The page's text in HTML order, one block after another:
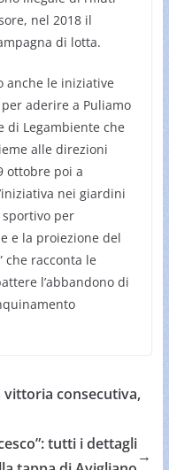
nel 2018 il
di lotta.
anche le iniziative
aderire a Puliamo
di Legambiente che
alle direzioni
ottobre poi a
nei giardini
per
e la proiezione del
che racconta le
l’abbandono di
vittoria consecutiva,
tutti i dettagli
→